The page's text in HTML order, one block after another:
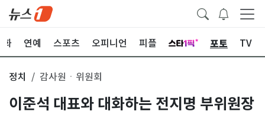
화 연예 스포츠 오피니언 피플 포토 TV
정치 감사원ㆍ위원회
이준석 대표와 대화하는 전지명 부위원장